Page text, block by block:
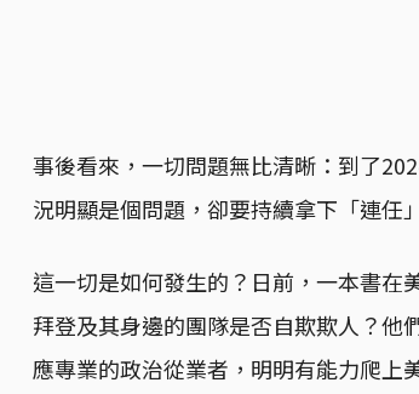
事後看來，一切問題無比清晰：到了
況明顯是個問題，卻要持續拿下「連任
這一切是如何發生的？日前，一本書在
拜登及其身邊的團隊是否自欺欺人？他
應專業的政治從業者，明明有能力爬上